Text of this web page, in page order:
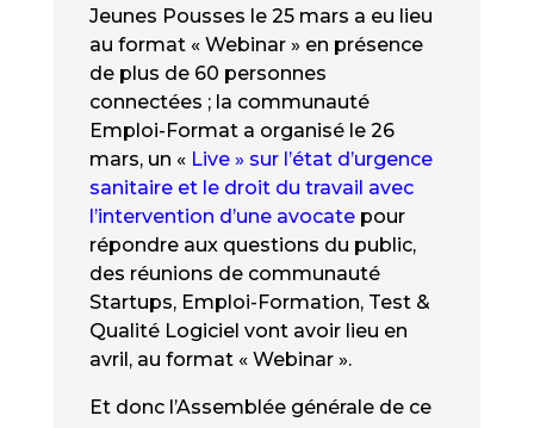
Jeunes Pousses le 25 mars a eu lieu
au format « Webinar » en présence
de plus de 60 personnes
connectées ; la communauté
Emploi-Format a organisé le 26
mars, un « Live » sur l’état d’urgence
sanitaire et le droit du travail avec
l’intervention d’une avocatepour
répondre aux questions du public,
des réunions de communauté
Startups, Emploi-Formation, Test &
Qualité Logiciel vont avoir lieu en
avril, au format « Webinar ».
Et donc l’Assemblée générale de ce